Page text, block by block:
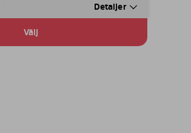
Detaljer
Välj